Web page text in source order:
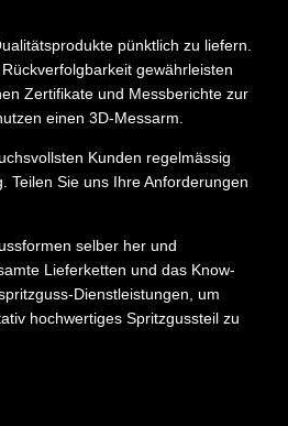
pünktlich zu liefern.
gewährleisten
Zertifikate und Messberichte zur
einen 3D-Messarm.
Kunden regelmässig
Teilen Sie uns Ihre Anforderungen
selber her und
Lieferketten und das Know-
Dienstleistungen, um
hochwertiges Spritzgussteil zu